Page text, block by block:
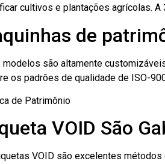
cultivos e plantações agrícolas.
de
modelos são altamente
os padrões de qualidade de ISO-
VOID São
VOID são excelentes